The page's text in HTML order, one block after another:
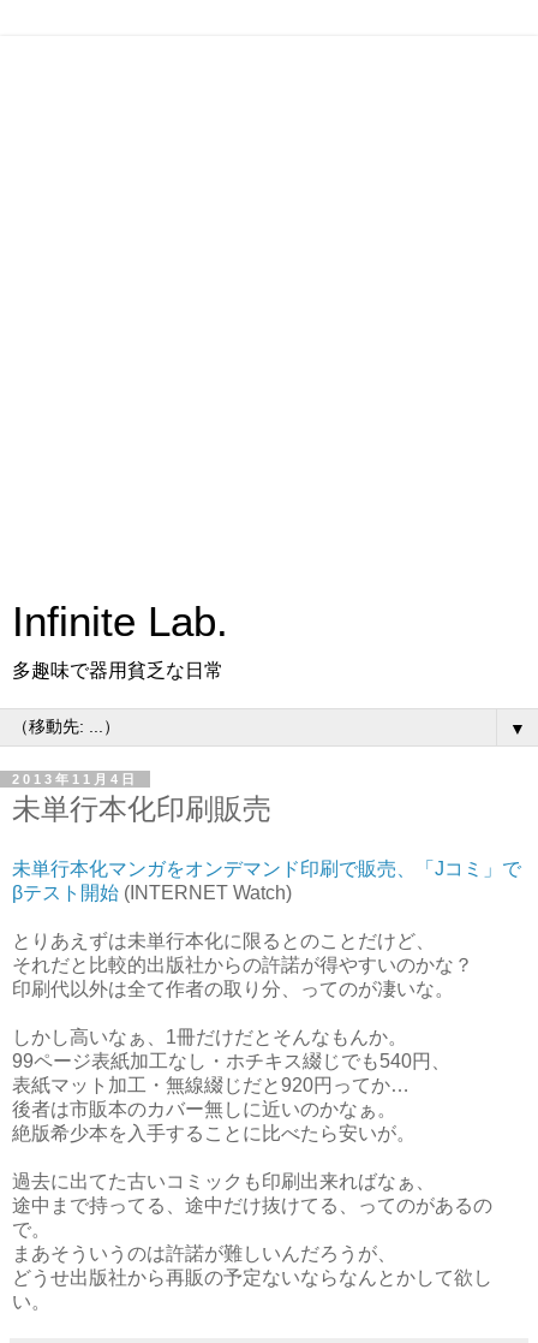
Infinite Lab.
多趣味で器用貧乏な日常
▼
2013年11月4日
未単行本化印刷販売
未単行本化マンガをオンデマンド印刷で販売、「Jコミ」で
βテスト開始 (INTERNET Watch)
とりあえずは未単行本化に限るとのことだけど、
それだと比較的出版社からの許諾が得やすいのかな？
印刷代以外は全て作者の取り分、ってのが凄いな。
しかし高いなぁ、1冊だけだとそんなもんか。
99ページ表紙加工なし・ホチキス綴じでも540円、
表紙マット加工・無線綴じだと920円ってか…
後者は市販本のカバー無しに近いのかなぁ。
絶版希少本を入手することに比べたら安いが。
過去に出てた古いコミックも印刷出来ればなぁ、
途中まで持ってる、途中だけ抜けてる、ってのがあるの
で。
まあそういうのは許諾が難しいんだろうが、
どうせ出版社から再販の予定ないならなんとかして欲し
い。